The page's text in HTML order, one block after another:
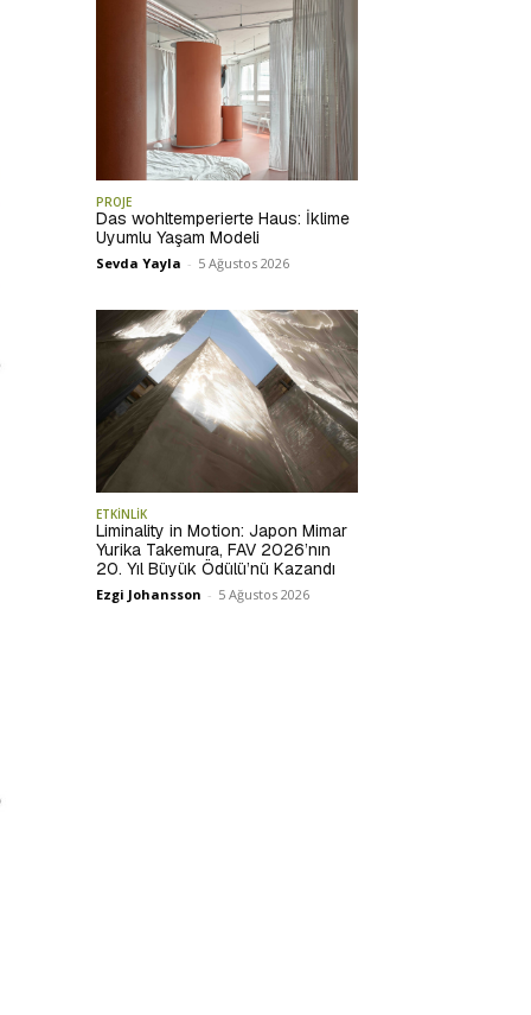
PROJE
Das wohltemperierte Haus: İklime
Uyumlu Yaşam Modeli
Sevda Yayla - 5 Ağustos 2026
ETKİNLİK
Liminality in Motion: Japon Mimar
Yurika Takemura, FAV 2026’nın
20. Yıl Büyük Ödülü’nü Kazandı
Ezgi Johansson - 5 Ağustos 2026